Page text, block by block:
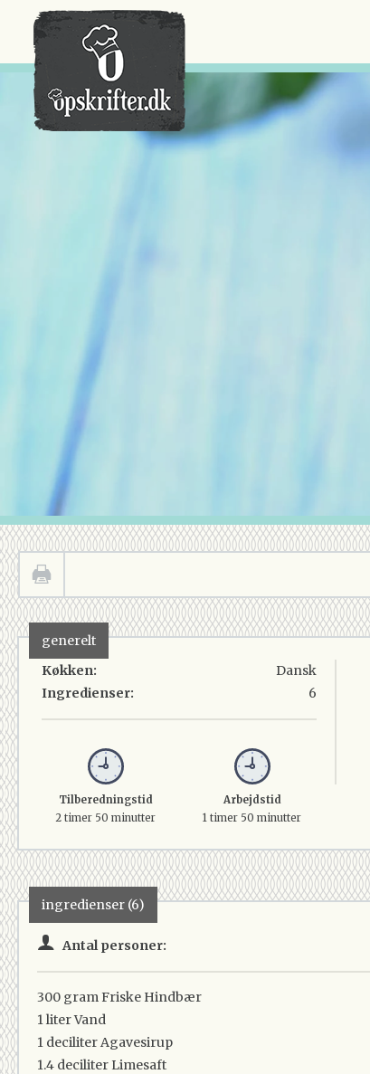
Der er ingen varer i din kurv.
generelt
Køkken:
Ingredienser:
Dansk
6
Tilberedningstid
2 timer 50 minutter
Arbejdstid
1 timer 50 minutter
ingredienser (6)
Antal personer:
300 gramFriske Hindbær
1 literVand
1 deciliterAgavesirup
1.4 deciliter Limesaft